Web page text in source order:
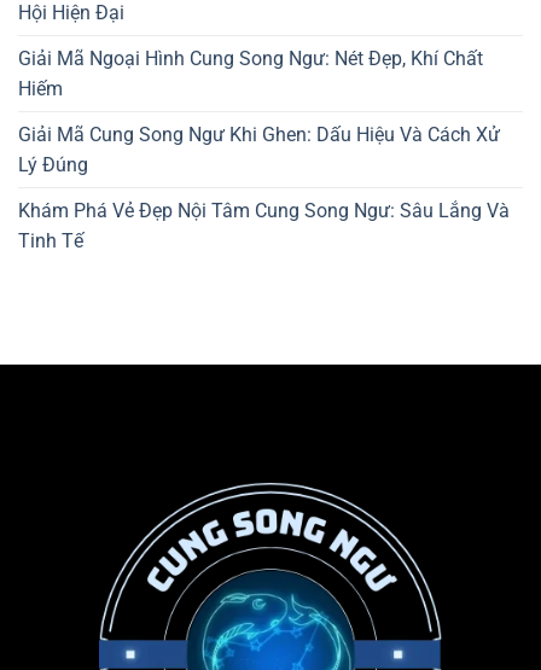
Hội Hiện Đại
Giải Mã Ngoại Hình Cung Song Ngư: Nét Đẹp, Khí Chất
Hiếm
Giải Mã Cung Song Ngư Khi Ghen: Dấu Hiệu Và Cách Xử
Lý Đúng
Khám Phá Vẻ Đẹp Nội Tâm Cung Song Ngư: Sâu Lắng Và
Tinh Tế